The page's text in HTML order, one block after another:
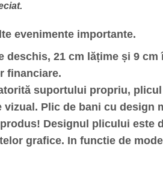
evenimente importante.
deschis, 21 cm lățime și 9 cm
financiare.
suportului propriu, plicul
vizual. Plic de bani cu design
Designul plicului este
grafice. In functie de